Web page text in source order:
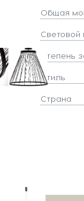
Общая
Световой
Степень
Стиль
Страна